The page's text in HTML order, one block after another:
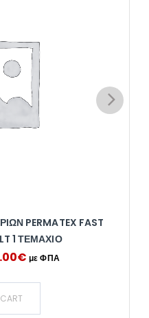
PERMATEX FAST
1 ΤΕΜΆΧΙΟ
€